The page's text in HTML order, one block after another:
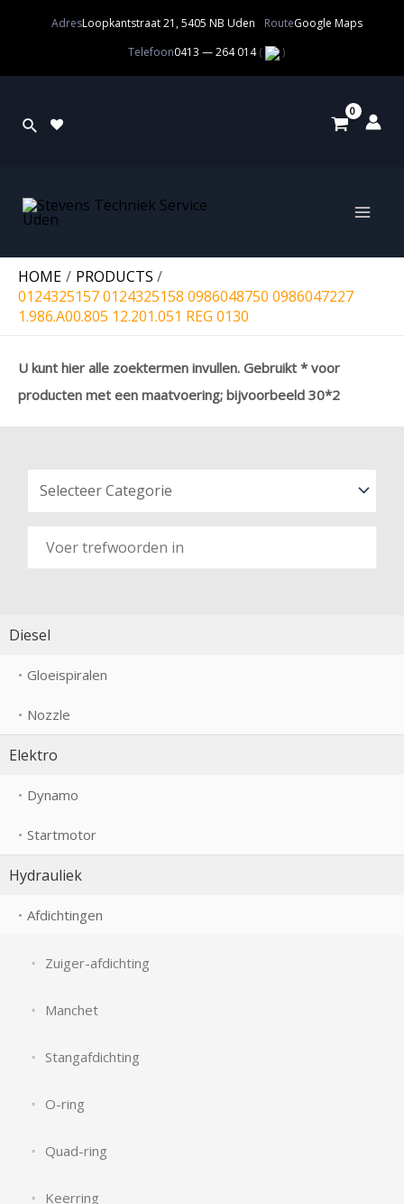
AdresLoopkantstraat 21, 5405 NB Uden RouteGoogle Maps
Telefoon0413 — 264 014( )
HOME
PRODUCTS
0124325157 0124325158 0986048750 0986047227
1.986.A00.805 12.201.051 REG 0130
U kunt hier alle zoektermen invullen. Gebruikt * voor
producten met een maatvoering; bijvoorbeeld 30*2
Diesel
Gloeispiralen
Nozzle
Elektro
Dynamo
Startmotor
Hydrauliek
Afdichtingen
Zuiger-afdichting
Manchet
Stangafdichting
O-ring
Quad-ring
Keerring